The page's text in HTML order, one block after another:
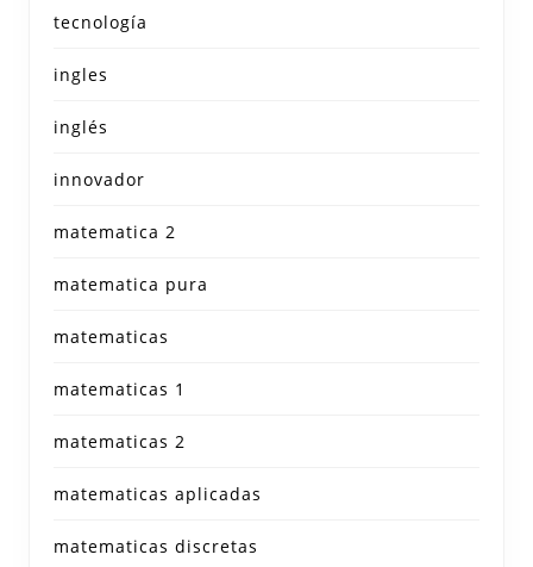
tecnología
ingles
inglés
innovador
matematica 2
matematica pura
matematicas
matematicas 1
matematicas 2
matematicas aplicadas
matematicas discretas